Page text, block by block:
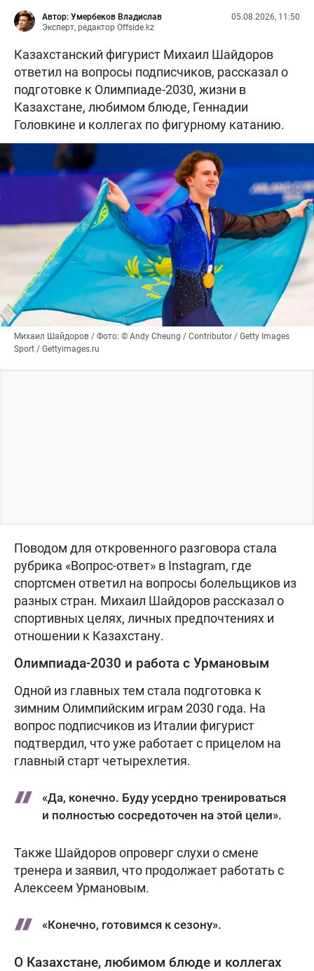
Автор: Умербеков Владислав
Эксперт, редактор Offside.kz
05.08.2026, 11:50
Казахстанский фигурист Михаил Шайдоров
ответил на вопросы подписчиков, рассказал о
подготовке к Олимпиаде-2030, жизни в
Казахстане, любимом блюде, Геннадии
Головкине и коллегах по фигурному катанию.
Михаил Шайдоров / Фото: © Andy Cheung / Contributor / Getty Images
Sport / Gettyimages.ru
Поводом для откровенного разговора стала
рубрика «Вопрос-ответ» в Instagram, где
спортсмен ответил на вопросы болельщиков из
разных стран. Михаил Шайдоров рассказал о
спортивных целях, личных предпочтениях и
отношении к Казахстану.
Олимпиада-2030 и работа с Урмановым
Одной из главных тем стала подготовка к
зимним Олимпийским играм 2030 года. На
вопрос подписчиков из Италии фигурист
подтвердил, что уже работает с прицелом на
главный старт четырехлетия.
«Да, конечно. Буду усердно тренироваться
и полностью сосредоточен на этой цели».
Также Шайдоров опроверг слухи о смене
тренера и заявил, что продолжает работать с
Алексеем Урмановым.
«Конечно, готовимся к сезону».
О Казахстане, любимом блюде и коллегах